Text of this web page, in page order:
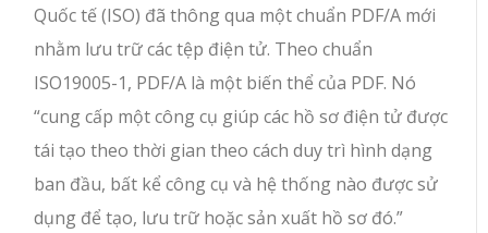
Quốc tế (ISO) đã thông qua một chuẩn PDF/A mới
nhằm lưu trữ các tệp điện tử. Theo chuẩn
ISO19005-1, PDF/A là một biến thể của PDF. Nó
“cung cấp một công cụ giúp các hồ sơ điện tử được
tái tạo theo thời gian theo cách duy trì hình dạng
ban đầu, bất kể công cụ và hệ thống nào được sử
dụng để tạo, lưu trữ hoặc sản xuất hồ sơ đó.”